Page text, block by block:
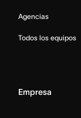
Agencias
Todos los equipos
Empresa